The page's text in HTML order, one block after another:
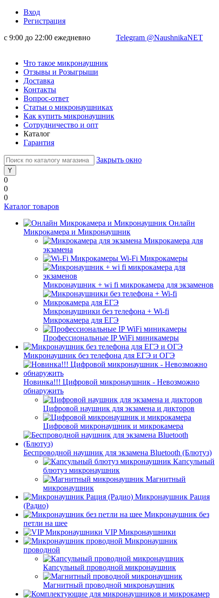
Вход
Регистрация
с 9:00 до 22:00 ежедневно
Telegram @NaushnikaNET
Что такое микронаушник
Отзывы и Розыгрыши
Доставка
Контакты
Вопрос-ответ
Статьи о микронаушниках
Как купить микронаушник
Сотрудничество и опт
Каталог
Гарантия
Закрыть окно
0
0
0
Каталог товаров
Онлайн
Микрокамера и Микронаушник
Микрокамера для
экзамена
Wi-Fi Микрокамеры
Микронаушник + wi fi микрокамера для экзаменов
Микронаушники без телефона + Wi-fi
Микрокамера для ЕГЭ
Профессиональные IP WiFi миникамеры
Микронаушник без телефона для ЕГЭ и ОГЭ
Новинка!!! Цифровой микронаушник - Невозможно
обнаружить
Цифровой наушник для экзамена и дикторов
Цифровой микронаушник и микрокамера
Беспроводной наушник для экзамена Bluetooth (Блютуз)
Капсульный
блютуз микронаушник
Магнитный
микронаушник
Микронаушник Рация
(Радио)
Микронаушник без
петли на шее
VIP Микронаушники
Микронаушник
проводной
Капсульный проводной микронаушник
Магнитный проводной микронаушник